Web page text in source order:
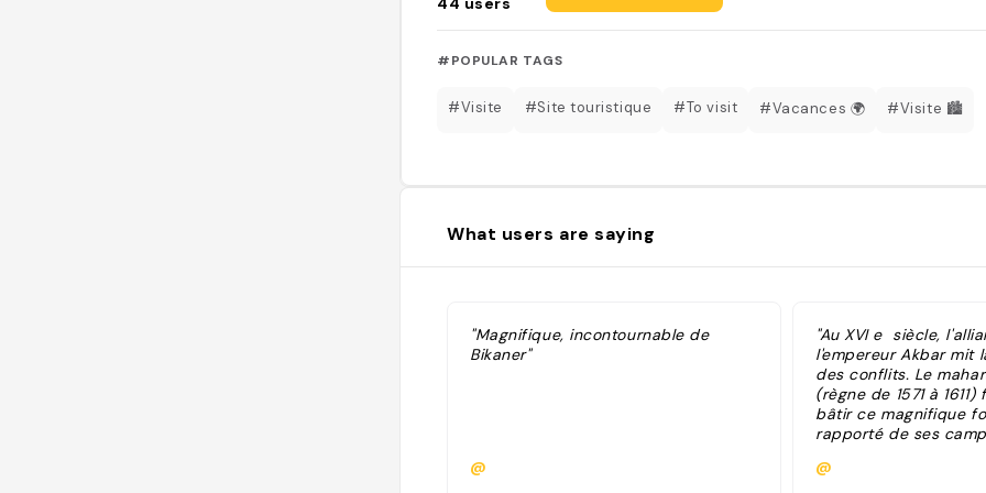
#POPULAR TAGS
#Visite #Site touristique #To visit #Vacances 🌍 #Visite 🏙️
What users are saying
"Magnifique, incontournable de
Bikaner"
@
"Au XVI e siècle,
l'empereur Akbar mit
des conflits. Le
(règne de 1571 à 1611)
bâtir ce magnifique
rapporté de ses
Edifié dans une
@